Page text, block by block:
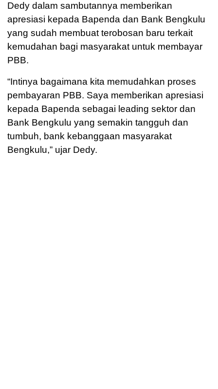
Dedy dalam sambutannya memberikan
apresiasi kepada Bapenda dan Bank Bengkulu
yang sudah membuat terobosan baru terkait
kemudahan bagi masyarakat untuk membayar
PBB.
“Intinya bagaimana kita memudahkan proses
pembayaran PBB. Saya memberikan apresiasi
kepada Bapenda sebagai leading sektor dan
Bank Bengkulu yang semakin tangguh dan
tumbuh, bank kebanggaan masyarakat
Bengkulu,” ujar Dedy.